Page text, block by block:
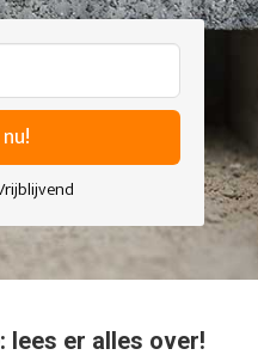
lees er alles over!